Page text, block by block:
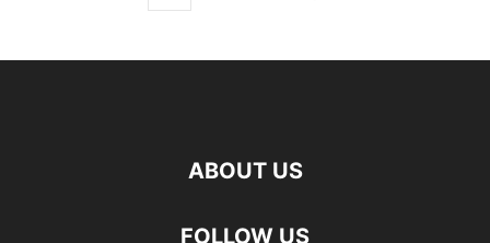
ABOUT US
FOLLOW US